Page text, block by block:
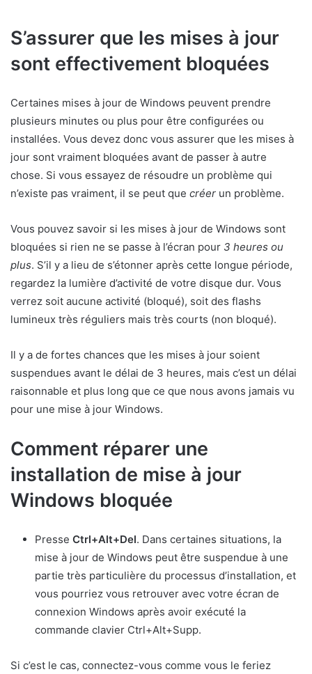
S’assurer que les mises à jour
sont effectivement bloquées
Certaines mises à jour de Windows peuvent prendre
plusieurs minutes ou plus pour être configurées ou
installées. Vous devez donc vous assurer que les mises à
jour sont vraiment bloquées avant de passer à autre
chose. Si vous essayez de résoudre un problème qui
n’existe pas vraiment, il se peut que créer un problème.
Vous pouvez savoir si les mises à jour de Windows sont
bloquées si rien ne se passe à l’écran pour 3 heures ou
plus. S’il y a lieu de s’étonner après cette longue période,
regardez la lumière d’activité de votre disque dur. Vous
verrez soit aucune activité (bloqué), soit des flashs
lumineux très réguliers mais très courts (non bloqué).
Il y a de fortes chances que les mises à jour soient
suspendues avant le délai de 3 heures, mais c’est un délai
raisonnable et plus long que ce que nous avons jamais vu
pour une mise à jour Windows.
Comment réparer une
installation de mise à jour
Windows bloquée
Presse Ctrl+Alt+Del. Dans certaines situations, la
mise à jour de Windows peut être suspendue à une
partie très particulière du processus d’installation, et
vous pourriez vous retrouver avec votre écran de
connexion Windows après avoir exécuté la
commande clavier Ctrl+Alt+Supp.
Si c’est le cas, connectez-vous comme vous le feriez